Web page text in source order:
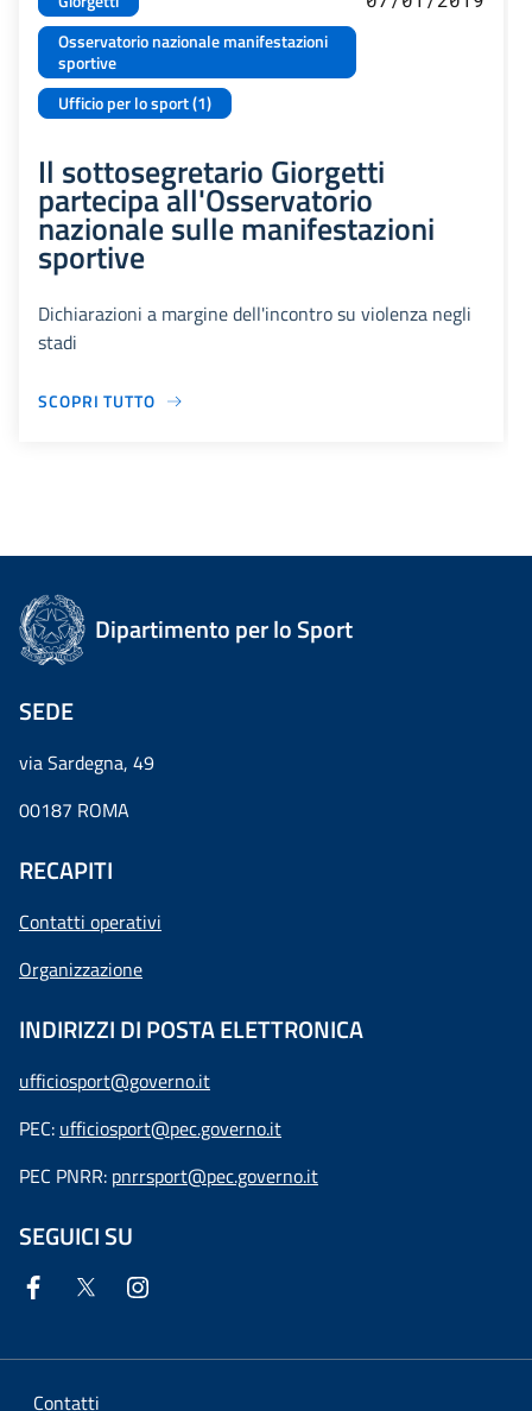
Osservatorio nazionale manifestazioni
sportive
Ufficio per lo sport (1)
Il sottosegretario Giorgetti
partecipa all'Osservatorio
nazionale sulle manifestazioni
sportive
Dichiarazioni a margine dell'incontro su violenza negli
stadi
SCOPRI TUTTO
Dipartimento per lo Sport
SEDE
via Sardegna, 49
00187 ROMA
RECAPITI
Contatti operativi
Organizzazione
INDIRIZZI DI POSTA ELETTRONICA
ufficiosport@governo.it
PEC: ufficiosport@pec.governo.it
PEC PNRR: pnrrsport@pec.governo.it
SEGUICI SU
Contatti